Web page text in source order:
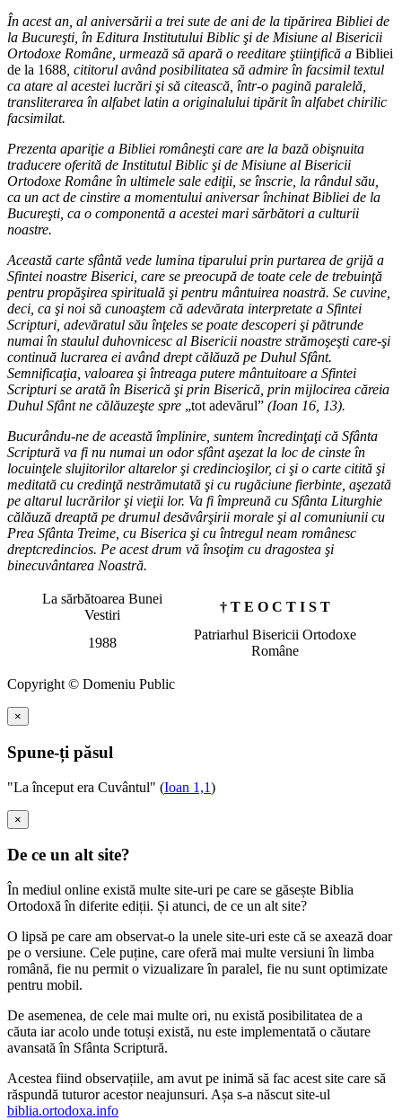
În acest an, al aniversării a trei sute de ani de la tipărirea Bibliei de
la Bucureşti, în Editura Institutului Biblic şi de Misiune al Bisericii
Ortodoxe Române, urmează să apară o reeditare ştiinţifică a Bibliei
de la 1688 , cititorul având posibilitatea să admire în facsimil textul
ca atare al acestei lucrări şi să citească, într-o pagină paralelă,
transliterarea în alfabet latin a originalului tipărit în alfabet chirilic
facsimilat.
Prezenta apariţie a Bibliei româneşti care are la bază obişnuita
traducere oferită de Institutul Biblic şi de Misiune al Bisericii
Ortodoxe Române în ultimele sale ediţii, se înscrie, la rândul său,
ca un act de cinstire a momentului aniversar închinat Bibliei de la
Bucureşti, ca o componentă a acestei mari sărbători a culturii
noastre.
Această carte sfântă vede lumina tiparului prin purtarea de grijă a
Sfintei noastre Biserici, care se preocupă de toate cele de trebuinţă
pentru propăşirea spirituală şi pentru mântuirea noastră. Se cuvine,
deci, ca şi noi să cunoaştem că adevărata interpretate a Sfintei
Scripturi, adevăratul său înţeles se poate descoperi şi pătrunde
numai în staulul duhovnicesc al Bisericii noastre strămoşeşti care-şi
continuă lucrarea ei având drept călăuză pe Duhul Sfânt.
Semnificaţia, valoarea şi întreaga putere mântuitoare a Sfintei
Scripturi se arată în Biserică şi prin Biserică, prin mijlocirea căreia
Duhul Sfânt ne călăuzeşte spre „tot adevărul” (Ioan 16, 13).
Bucurându-ne de această împlinire, suntem încredinţaţi că Sfânta
Scriptură va fi nu numai un odor sfânt aşezat la loc de cinste în
locuinţele slujitorilor altarelor şi credincioşilor, ci şi o carte citită şi
meditată cu credinţă nestrămutată şi cu rugăciune fierbinte, aşezată
pe altarul lucrărilor şi vieţii lor. Va fi împreună cu Sfânta Liturghie
călăuză dreaptă pe drumul desăvârşirii morale şi al comuniunii cu
Prea Sfânta Treime, cu Biserica şi cu întregul neam românesc
dreptcredincios. Pe acest drum vă însoţim cu dragostea şi
binecuvântarea Noastră.
La sărbătoarea Bunei
Vestiri
† T E O C T I S T
1988
Patriarhul Bisericii Ortodoxe
Române
Copyright © Domeniu Public
×
Spune-ți păsul
"La început era Cuvântul" (Ioan 1,1)
×
De ce un alt site?
În mediul online există multe site-uri pe care se găsește Biblia
Ortodoxă în diferite ediții. Și atunci, de ce un alt site?
O lipsă pe care am observat-o la unele site-uri este că se axează doar
pe o versiune. Cele puține, care oferă mai multe versiuni în limba
română, fie nu permit o vizualizare în paralel, fie nu sunt optimizate
pentru mobil.
De asemenea, de cele mai multe ori, nu există posibilitatea de a
căuta iar acolo unde totuși există, nu este implementată o căutare
avansată în Sfânta Scriptură.
Acestea fiind observațiile, am avut pe inimă să fac acest site care să
răspundă tuturor acestor neajunsuri. Așa s-a născut site-ul
biblia.ortodoxa.info